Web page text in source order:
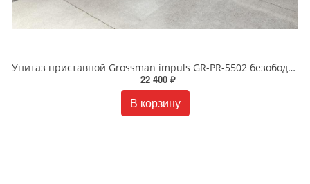
Унитаз приставной Grossman impuls GR-PR-5502 безободковый белый
22 400 ₽
В корзину